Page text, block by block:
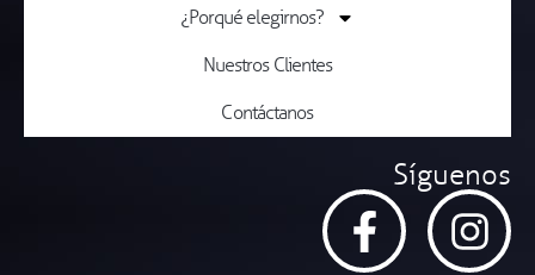
¿Porqué elegirnos?
Nuestros Clientes
Contáctanos
Síguenos